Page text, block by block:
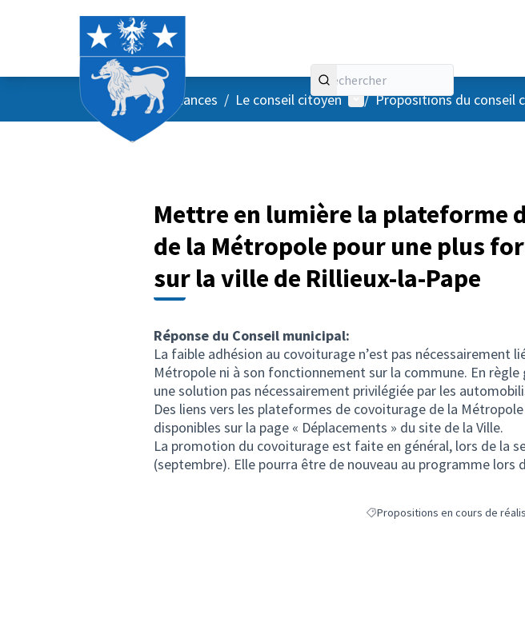
AccueilMenu principal
/ Vos instances / Le conseil citoyen Menu utilisateur
/ Propositions du conseil
Mettre en lumière la plateforme
de la Métropole pour une plus
sur la ville de Rillieux-la-Pape
Réponse du Conseil municipal:
La faible adhésion au covoiturage n’est pas nécessairement
Métropole ni à son fonctionnement sur la commune. En
une solution pas nécessairement privilégiée par les
Des liens vers les plateformes de covoiturage de la
disponibles sur la page « Déplacements » du site de la Ville.
La promotion du covoiturage est faite en général, lors de la
(septembre). Elle pourra être de nouveau au programme lors
Filtrer les résultats de la
Propositions en cours de